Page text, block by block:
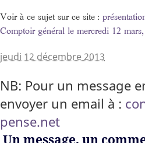
Voir à ce sujet sur ce site :
Comptoir général le mercredi 12
jeudi 12 décembre 2013
NB: Pour un message
envoyer un email à :
pense.net
Un message, un